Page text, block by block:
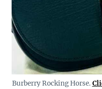
Burberry Rocking Horse.